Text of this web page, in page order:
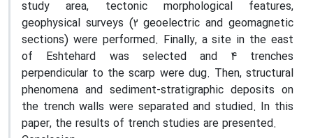
study area, tectonic morphological features,
geophysical surveys (2 geoelectric and geomagnetic
sections) were performed. Finally, a site in the east
of Eshtehard was selected and 4 trenches
perpendicular to the scarp were dug. Then, structural
phenomena and sediment-stratigraphic deposits on
the trench walls were separated and studied. In this
paper, the results of trench studies are presented.